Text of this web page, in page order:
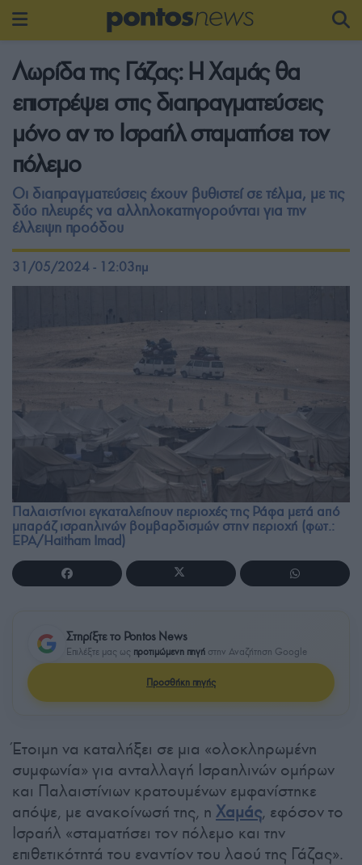
Λωρίδα της Γάζας: Η Χαμάς θα
επιστρέψει στις διαπραγματεύσεις
μόνο αν το Ισραήλ σταματήσει τον
πόλεμο
Οι διαπραγματεύσεις έχουν βυθιστεί σε τέλμα, με τις
δύο πλευρές να αλληλοκατηγορούνται για την
έλλειψη προόδου
31/05/2024 - 12:03πμ
Παλαιστίνιοι εγκαταλείπουν περιοχές της Ράφα μετά από
μπαράζ ισραηλινών βομβαρδισμών στην περιοχή (φωτ.:
EPA/Haitham Imad)
Στηρίξτε το Pontos News
Επιλέξτε μας ως προτιμώμενη πηγή στην Αναζήτηση Google
Προσθήκη πηγής
Έτοιμη να καταλήξει σε μια «ολοκληρωμένη
συμφωνία» για ανταλλαγή Ισραηλινών ομήρων
και Παλαιστίνιων κρατουμένων εμφανίστηκε
απόψε, με ανακοίνωσή της, η Χαμάς, εφόσον το
Ισραήλ «σταματήσει τον πόλεμο και την
επιθετικότητά του εναντίον του λαού της Γάζας».